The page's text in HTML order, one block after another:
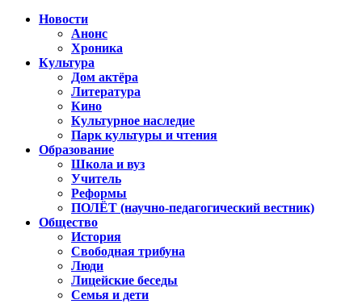
Новости
Анонс
Хроника
Культура
Дом актёра
Литература
Кино
Культурное наследие
Парк культуры и чтения
Образование
Школа и вуз
Учитель
Реформы
ПОЛЁТ (научно-педагогический вестник)
Общество
История
Свободная трибуна
Люди
Лицейские беседы
Семья и дети